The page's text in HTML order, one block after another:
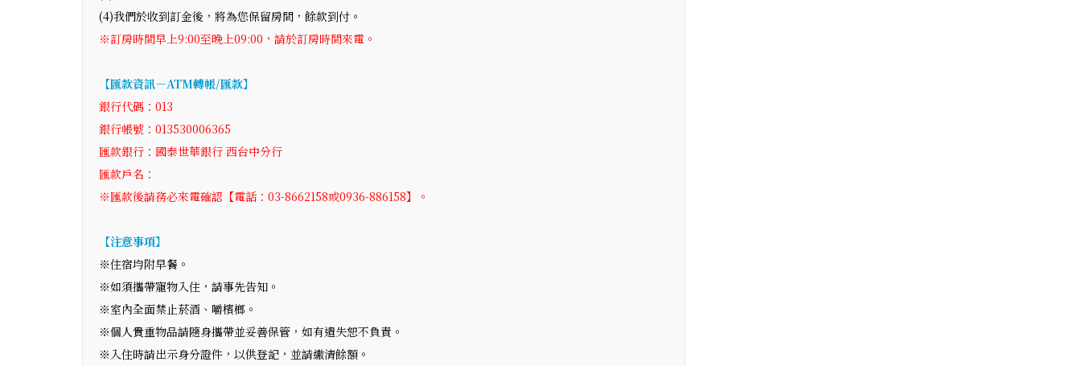
(4)我們於收到訂金後，將為您保留房間，餘款到付。
※訂房時間早上9:00至晚上09:00，請於訂房時間來電。
【匯款資訊－ATM轉帳/匯款】
銀行代碼：013
銀行帳號：013530006365
匯款銀行：國泰世華銀行 西台中分行
匯款戶名：
※匯款後請務必來電確認【電話：03-8662158或0936-886158】。
【注意事項】
※住宿均附早餐。
※如須攜帶寵物入住，請事先告知。
※室內全面禁止菸酒、嚼檳榔。
※個人貴重物品請隨身攜帶並妥善保管，如有遺失恕不負責。
※入住時請出示身分證件，以供登記，並請繳清餘額。